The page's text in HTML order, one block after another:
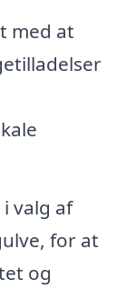
med at
valg af
for at
og